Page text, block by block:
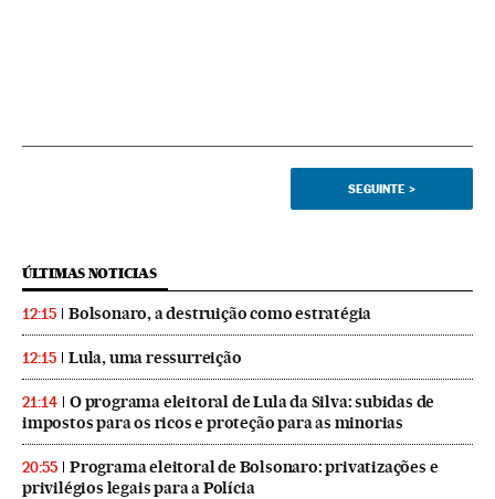
SEGUINTE >
ÚLTIMAS NOTICIAS
12:15 Bolsonaro, a destruição como estratégia
12:15 Lula, uma ressurreição
21:14
O programa eleitoral de Lula da Silva: subidas de
impostos para os ricos e proteção para as minorias
20:55
Programa eleitoral de Bolsonaro: privatizações e
privilégios legais para a Polícia